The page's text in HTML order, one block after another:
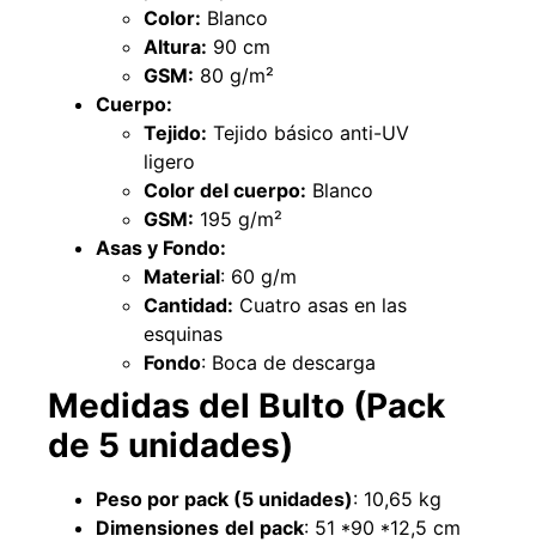
Color: Blanco
Altura: 90 cm
GSM: 80 g/m²
Cuerpo:
Tejido: Tejido básico anti-UV
ligero
Color del cuerpo: Blanco
GSM: 195 g/m²
Asas y Fondo:
Material: 60 g/m
Cantidad: Cuatro asas en las
esquinas
Fondo: Boca de descarga
Medidas del Bulto (Pack
de 5 unidades)
Peso por pack (5 unidades): 10,65 kg
Dimensiones del pack: 51 *90 *12,5 cm
Empaquetadura 3/16" 4.8mm neopreno
con 1 tela 3.5MP
$ 803.797
Agregar al carrito
Explora más productos